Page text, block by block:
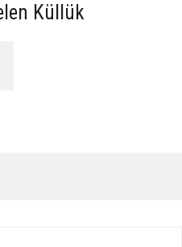
Küllük